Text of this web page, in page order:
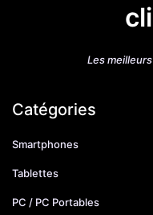
Les meilleurs
Catégories
Smartphones
Tablettes
PC / PC Portables